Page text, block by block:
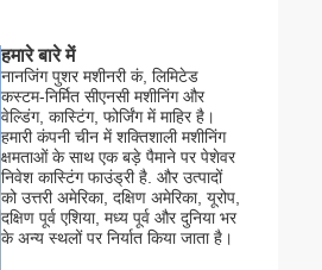
हमारे बारे में
नानजिंग पुशर मशीनरी कं, लिमिटेड
कस्टम-निर्मित सीएनसी मशीनिंग और
वेल्डिंग, कास्टिंग, फोर्जिंग में माहिर है।
हमारी कंपनी चीन में शक्तिशाली मशीनिंग
क्षमताओं के साथ एक बड़े पैमाने पर पेशेवर
निवेश कास्टिंग फाउंड्री है. और उत्पादों
को उत्तरी अमेरिका, दक्षिण अमेरिका, यूरोप,
दक्षिण पूर्व एशिया, मध्य पूर्व और दुनिया भर
के अन्य स्थलों पर निर्यात किया जाता है।